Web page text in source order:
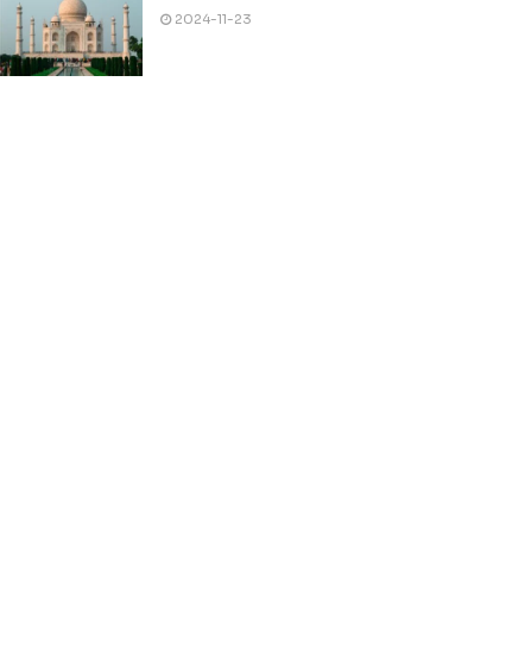
2024-11-23